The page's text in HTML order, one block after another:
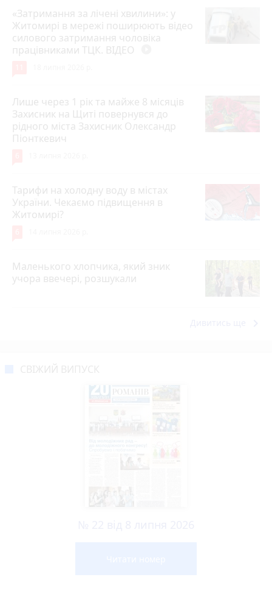
«Затримання за лічені хвилини»: у
Житомирі в мережі поширюють відео
силового затримання чоловіка
працівниками ТЦК. ВІДЕО
Лише через 1 рік та майже 8 місяців
Захисник на Щиті повернувся до
рідного міста Захисник Олександр
Піонткевич
Тарифи на холодну воду в містах
України. Чекаємо підвищення в
Житомирі?
Маленького хлопчика, який зник
учора ввечері, розшукали